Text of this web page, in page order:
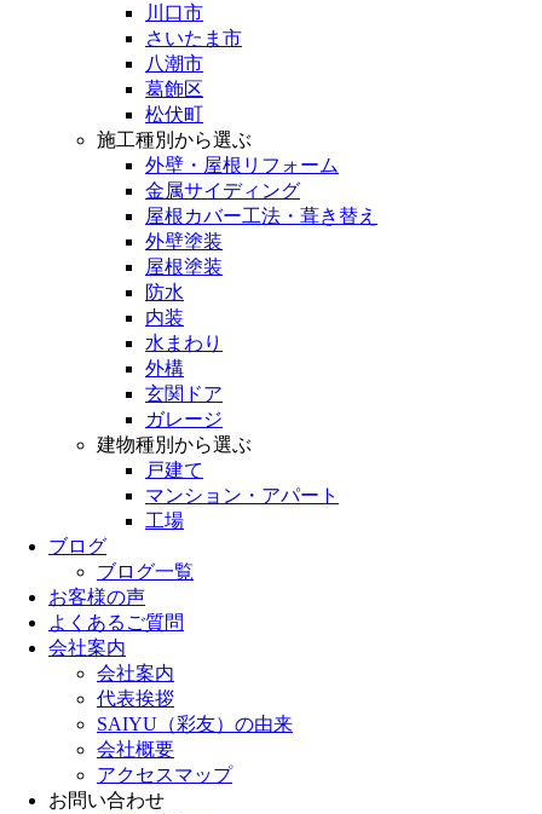
川口市
さいたま市
八潮市
葛飾区
松伏町
施工種別から選ぶ
外壁・屋根リフォーム
金属サイディング
屋根カバー工法・葺き替え
外壁塗装
屋根塗装
防水
内装
水まわり
外構
玄関ドア
ガレージ
建物種別から選ぶ
戸建て
マンション・アパート
工場
ブログ
ブログ一覧
お客様の声
よくあるご質問
会社案内
会社案内
代表挨拶
SAIYU（彩友）の由来
会社概要
アクセスマップ
お問い合わせ